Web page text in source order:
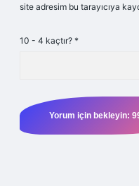
site adresim bu tarayıcıya
10 - 4 kaçtır? *